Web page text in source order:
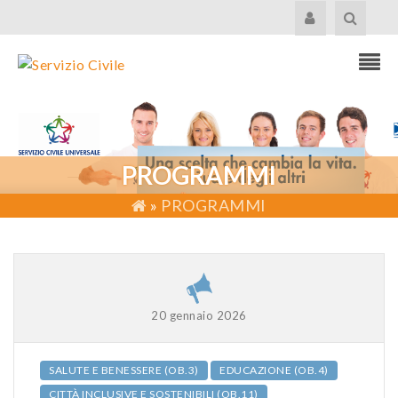
PROGRAMMI
» PROGRAMMI
20 gennaio 2026
SALUTE E BENESSERE (OB.3)
EDUCAZIONE (OB.4)
CITTÀ INCLUSIVE E SOSTENIBILI (OB.11)